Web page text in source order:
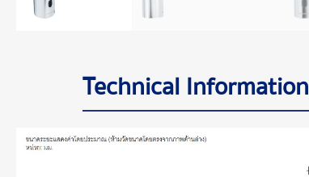
Technical Information